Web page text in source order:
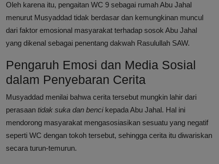
Oleh karena itu, pengaitan WC 9 sebagai rumah Abu Jahal
menurut Musyaddad tidak berdasar dan kemungkinan muncul
dari faktor emosional masyarakat terhadap sosok Abu Jahal
yang dikenal sebagai penentang dakwah Rasulullah SAW.
Pengaruh Emosi dan Media Sosial
dalam Penyebaran Cerita
Musyaddad menilai bahwa cerita tersebut mungkin lahir dari
perasaan tidak suka dan bencikepada Abu Jahal. Hal ini
mendorong masyarakat mengasosiasikan sesuatu yang negatif
seperti WC dengan tokoh tersebut, sehingga cerita itu diwariskan
secara turun-temurun.